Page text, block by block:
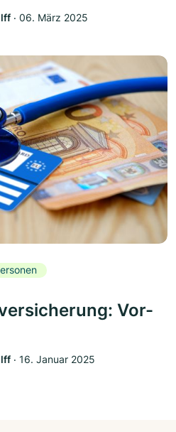
‧ 06. März 2025
Vor-
‧ 16. Januar 2025